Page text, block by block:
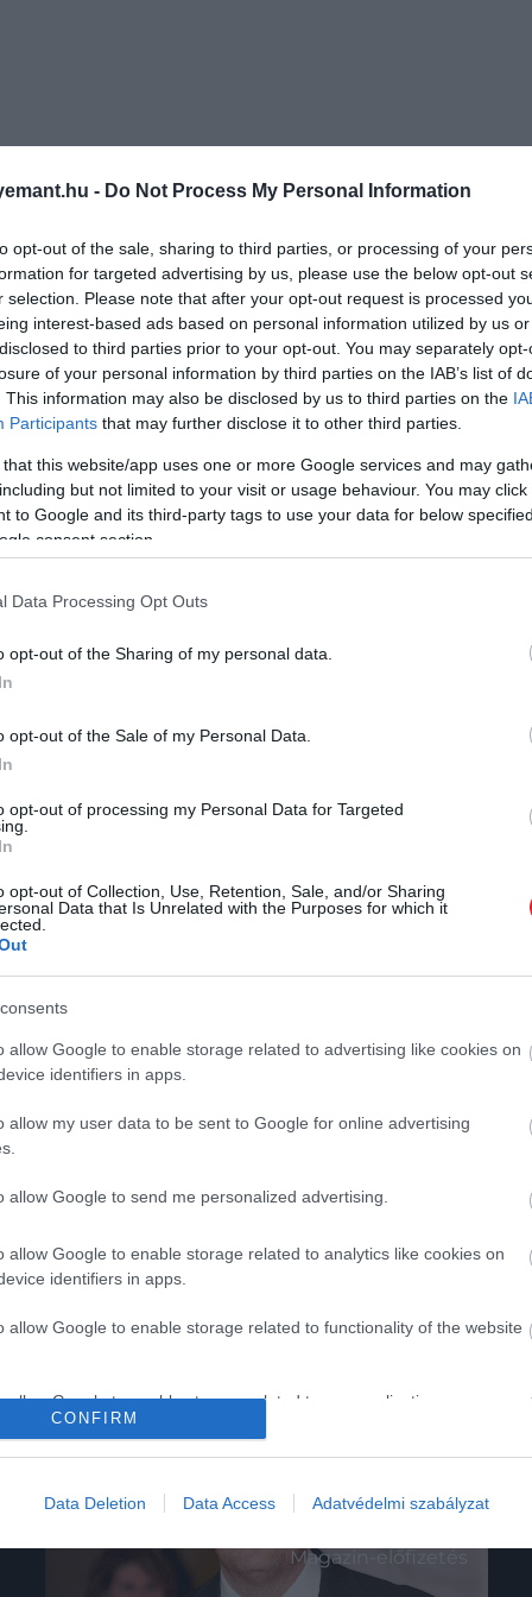
- Do Not Process My Personal Information
opt-out of the sale, sharing to third parties, or processing of your
for targeted advertising by us, please use the below opt-out
selection. Please note that after your opt-out request is processed
interest-based ads based on personal information utilized by us
to third parties prior to your opt-out. You may separately
of your personal information by third parties on the IAB’s list of
This information may also be disclosed by us to third parties on the
Participants that may further disclose it to other third parties.
that this website/app uses one or more Google services and may
but not limited to your visit or usage behaviour. You may
to Google and its third-party tags to use your data for below
consent section.
Data Processing Opt Outs
opt-out of the Sharing of my personal data.
opt-out of the Sale of my Personal Data.
opt-out of processing my Personal Data for Targeted
opt-out of Collection, Use, Retention, Sale, and/or Sharing
Data that Is Unrelated with the Purposes for which it
allow Google to enable storage related to advertising like cookies on
identifiers in apps.
allow my user data to be sent to Google for online advertising
allow Google to send me personalized advertising.
allow Google to enable storage related to analytics like cookies on
identifiers in apps.
allow Google to enable storage related to functionality of the website
allow Google to enable storage related to personalization.
allow Google to enable storage related to security, including
CONFIRM
Data Deletion Data Access Adatvédelmi szabályzat
az Egyesült Királyságba látogat az
bocsánatkérést vár Vilmos hercegtől
Harry szeretné, ha Vilmos
és … Katalin bocsánatot
HAMU ÉS GYÉMÁNT
HG MEDIA
Magazin-előfizetés